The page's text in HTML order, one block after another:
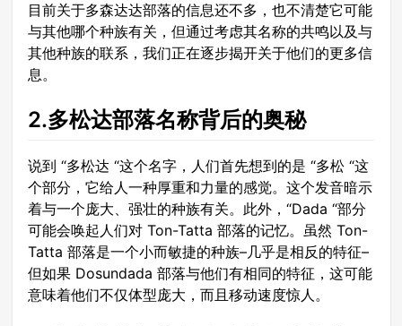
目前关于多森达达部落的信息还不多，也不清楚它可能
与其他哪个种族有关，但通过考虑其名称的共鸣以及与
其他种族的联系，我们正在逐步揭开关于他们的更多信
息。
2.多松达部落名称背后的奥秘
说到 “多松达 “这个名字，人们首先想到的是 “多松 “这
个部分，它给人一种厚重和力量的感觉。这个发音暗示
着与一个庞大、强壮的种族有关。此外，“Dada “部分
可能会唤起人们对 Ton-Tatta 部落的记忆。虽然 Ton-
Tatta 部落是一个小而敏捷的种族–几乎是相反的特征–
但如果 Dosundada 部落与他们有相同的特征，这可能
意味着他们不仅体型庞大，而且移动速度惊人。